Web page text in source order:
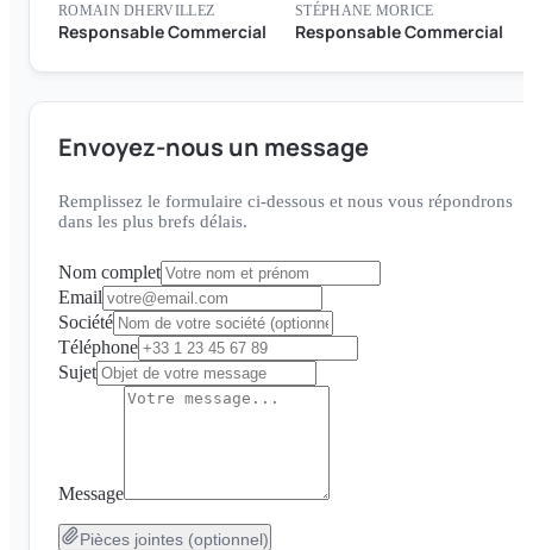
ROMAIN DHERVILLEZ
Responsable Commercial
STÉPHANE MORICE
Responsable Commercial
Envoyez-nous un message
Remplissez le formulaire ci-dessous et nous vous répondrons
dans les plus brefs délais.
Nom complet
Email
Société
Téléphone
Sujet
Message
Pièces jointes (optionnel)